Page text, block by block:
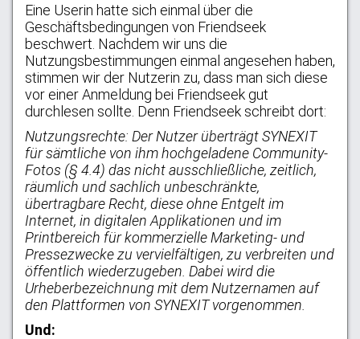
Eine Userin hatte sich einmal über die
Geschäftsbedingungen von Friendseek
beschwert. Nachdem wir uns die
Nutzungsbestimmungen einmal angesehen haben,
stimmen wir der Nutzerin zu, dass man sich diese
vor einer Anmeldung bei Friendseek gut
durchlesen sollte. Denn Friendseek schreibt dort:
Nutzungsrechte: Der Nutzer überträgt SYNEXIT
für sämtliche von ihm hochgeladene Community-
Fotos (§ 4.4) das nicht ausschließliche, zeitlich,
räumlich und sachlich unbeschränkte,
übertragbare Recht, diese ohne Entgelt im
Internet, in digitalen Applikationen und im
Printbereich für kommerzielle Marketing- und
Pressezwecke zu vervielfältigen, zu verbreiten und
öffentlich wiederzugeben. Dabei wird die
Urheberbezeichnung mit dem Nutzernamen auf
den Plattformen von SYNEXIT vorgenommen.
Und: